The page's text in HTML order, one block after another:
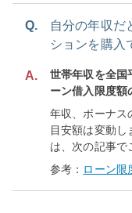
Q.
自分の年収だ
ションを購入
A.
世帯年収を全国
ーン借入限度額
年収、ボーナス
目安額は変動し
は、次の記事で
参考： ローン限